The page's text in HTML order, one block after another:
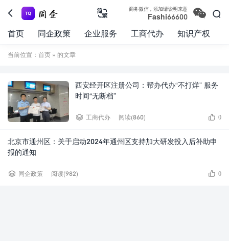
 
商务微信，添加请说明来意
Fashi66600 

首页 同企政策 企业服务 工商代办 知识产权
当前位置： 首页 » 的文章
西安经开区注册公司：帮办代办“不打烊” 服务
时间“无断档”
 工商代办 阅读(860)  0
北京市通州区：关于启动2024年通州区支持加大研发投入后补助申
报的通知
 同企政策 阅读(982)  0